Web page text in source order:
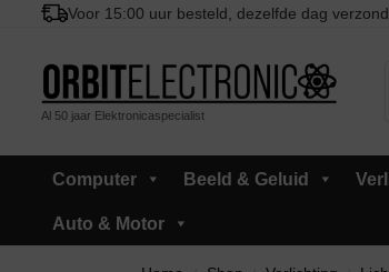
Voor 15:00 uur besteld, dezelfde dag
Al 50 jaar Elektronicaspecialist
Computer Beeld & Geluid
Auto & Motor